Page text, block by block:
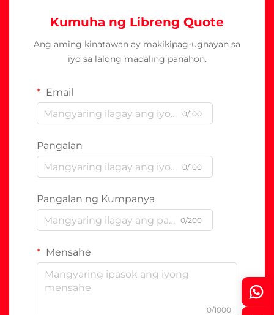
Kumuha ng Libreng Quote
Ang aming kinatawan ay makikipag-ugnayan sa
iyo sa lalong madaling panahon.
Email
0/100
Pangalan
0/100
Pangalan ng Kumpanya
0/200
Mensahe
0/1000